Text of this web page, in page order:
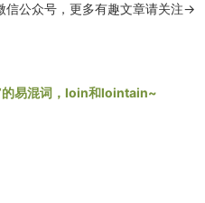
信公众号，更多有趣文章请关注→
的易混词，loin和lointain~